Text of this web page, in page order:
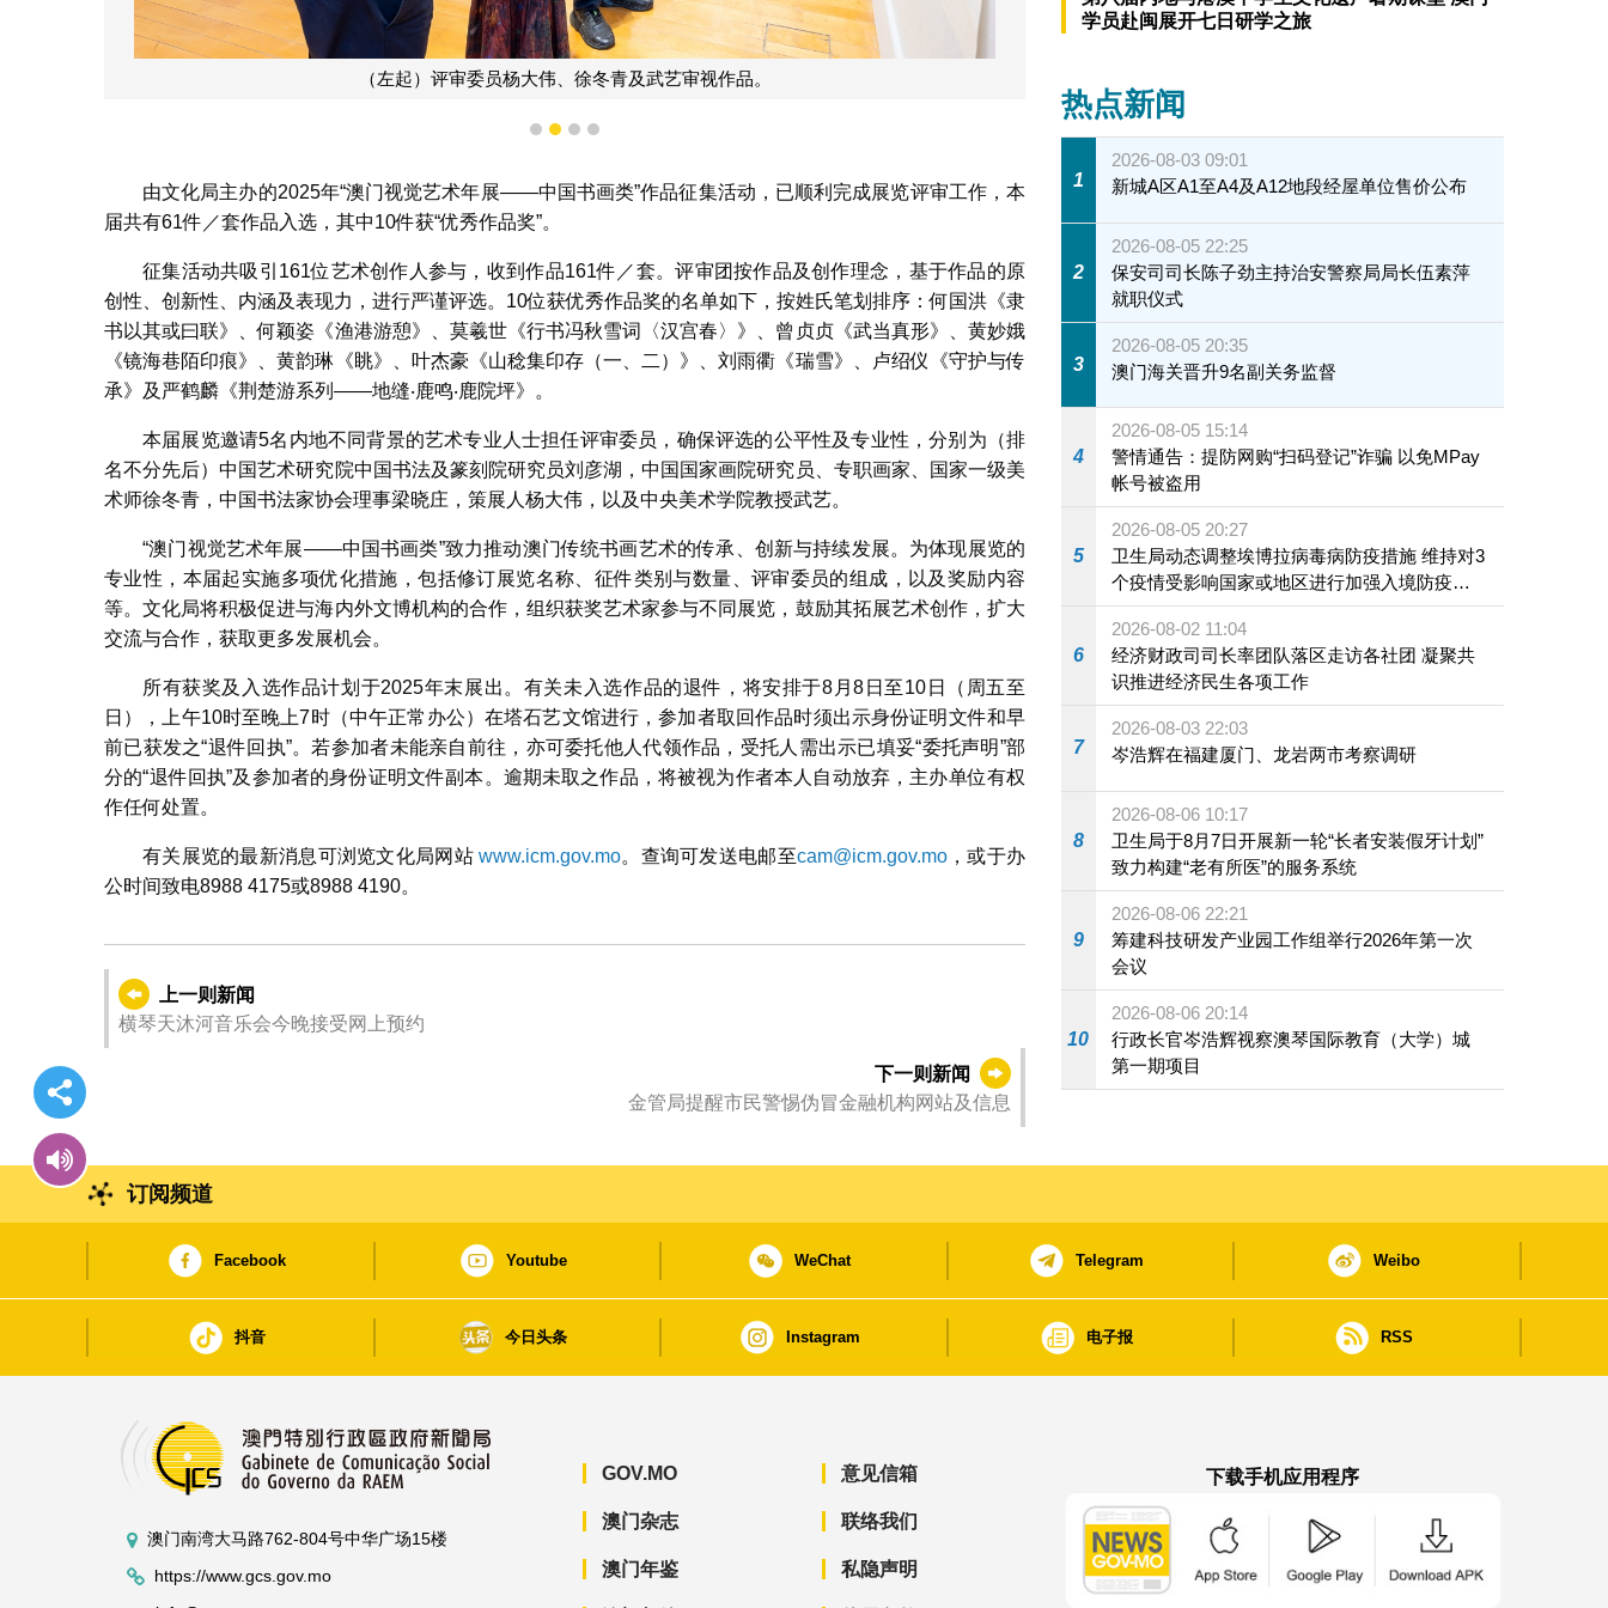
（左起）评审委员杨大伟、徐冬青及武艺审视作品。
1 2 3 4
由文化局主办的2025年“澳门视觉艺术年展——中国书画类”作品征集活动，已顺利完成展览评审工作，本
届共有61件／套作品入选，其中10件获“优秀作品奖”。
征集活动共吸引161位艺术创作人参与，收到作品161件／套。评审团按作品及创作理念，基于作品的原
创性、创新性、内涵及表现力，进行严谨评选。10位获优秀作品奖的名单如下，按姓氏笔划排序：何国洪《隶
书以其或曰联》、何颖姿《渔港游憩》、莫羲世《行书冯秋雪词〈汉宫春〉》、曾贞贞《武当真形》、黄妙娥
《镜海巷陌印痕》、黄韵琳《眺》、叶杰豪《山稔集印存（一、二）》、刘雨衢《瑞雪》、卢绍仪《守护与传
承》及严鹤麟《荆楚游系列——地缝‧鹿鸣‧鹿院坪》。
本届展览邀请5名内地不同背景的艺术专业人士担任评审委员，确保评选的公平性及专业性，分别为（排
名不分先后）中国艺术研究院中国书法及篆刻院研究员刘彦湖，中国国家画院研究员、专职画家、国家一级美
术师徐冬青，中国书法家协会理事梁晓庄，策展人杨大伟，以及中央美术学院教授武艺。
“澳门视觉艺术年展——中国书画类”致力推动澳门传统书画艺术的传承、创新与持续发展。为体现展览的
专业性，本届起实施多项优化措施，包括修订展览名称、征件类别与数量、评审委员的组成，以及奖励内容
等。文化局将积极促进与海内外文博机构的合作，组织获奖艺术家参与不同展览，鼓励其拓展艺术创作，扩大
交流与合作，获取更多发展机会。
所有获奖及入选作品计划于2025年末展出。有关未入选作品的退件，将安排于8月8日至10日（周五至
日），上午10时至晚上7时（中午正常办公）在塔石艺文馆进行，参加者取回作品时须出示身份证明文件和早
前已获发之“退件回执”。若参加者未能亲自前往，亦可委托他人代领作品，受托人需出示已填妥“委托声明”部
分的“退件回执”及参加者的身份证明文件副本。逾期未取之作品，将被视为作者本人自动放弃，主办单位有权
作任何处置。
有关展览的最新消息可浏览文化局网站www.icm.gov.mo。查询可发送电邮至cam@icm.gov.mo，或于办
公时间致电8988 4175或8988 4190。
上一则新闻
横琴天沐河音乐会今晚接受网上预约
下一则新闻
金管局提醒市民警惕伪冒金融机构网站及信息
学员赴闽展开七日研学之旅
热点新闻
1
2026-08-03 09:01
新城A区A1至A4及A12地段经屋单位售价公布
2
2026-08-05 22:25
保安司司长陈子劲主持治安警察局局长伍素萍
就职仪式
3
2026-08-05 20:35
澳门海关晋升9名副关务监督
4
2026-08-05 15:14
警情通告：提防网购“扫码登记”诈骗 以免MPay
帐号被盗用
5
2026-08-05 20:27
卫生局动态调整埃博拉病毒病防疫措施 维持对3
个疫情受影响国家或地区进行加强入境防疫措
施
6
2026-08-02 11:04
经济财政司司长率团队落区走访各社团 凝聚共
识推进经济民生各项工作
7
2026-08-03 22:03
岑浩辉在福建厦门、龙岩两市考察调研
8
2026-08-06 10:17
卫生局于8月7日开展新一轮“长者安装假牙计划”
致力构建“老有所医”的服务系统
9
2026-08-06 22:21
筹建科技研发产业园工作组举行2026年第一次
会议
10
2026-08-06 20:14
行政长官岑浩辉视察澳琴国际教育（大学）城
第一期项目
订阅频道
Facebook Youtube WeChat Telegram Weibo
抖音 今日头条 Instagram 电子报 RSS
澳门南湾大马路762-804号中华广场15楼
https://www.gcs.gov.mo
GOV.MO
澳门杂志
澳门年鉴
意见信箱
联络我们
私隐声明
下载手机应用程序